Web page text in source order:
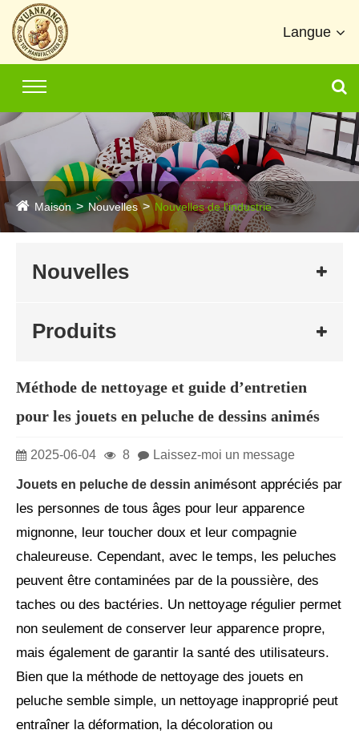
Langue
Maison Nouvelles Nouvelles de l'industrie
Nouvelles
Produits
Méthode de nettoyage et guide d’entretien
pour les jouets en peluche de dessins animés
2025-06-04 8 Laissez-moi un message
Jouets en peluche de dessin animésont appréciés par
les personnes de tous âges pour leur apparence
mignonne, leur toucher doux et leur compagnie
chaleureuse. Cependant, avec le temps, les peluches
peuvent être contaminées par de la poussière, des
taches ou des bactéries. Un nettoyage régulier permet
non seulement de conserver leur apparence propre,
mais également de garantir la santé des utilisateurs.
Bien que la méthode de nettoyage des jouets en
peluche semble simple, un nettoyage inapproprié peut
entraîner la déformation, la décoloration ou